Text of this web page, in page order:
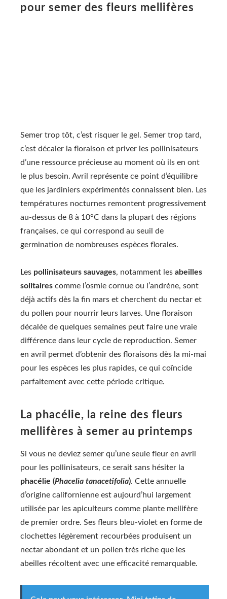
pour semer des fleurs mellifères
Semer trop tôt, c’est risquer le gel. Semer trop tard,
c’est décaler la floraison et priver les pollinisateurs
d’une ressource précieuse au moment où ils en ont
le plus besoin. Avril représente ce point d’équilibre
que les jardiniers expérimentés connaissent bien. Les
températures nocturnes remontent progressivement
au-dessus de 8 à 10°C dans la plupart des régions
françaises, ce qui correspond au seuil de
germination de nombreuses espèces florales.
Les pollinisateurs sauvages, notamment les abeilles
solitaires comme l’osmie cornue ou l’andrène, sont
déjà actifs dès la fin mars et cherchent du nectar et
du pollen pour nourrir leurs larves. Une floraison
décalée de quelques semaines peut faire une vraie
différence dans leur cycle de reproduction. Semer
en avril permet d’obtenir des floraisons dès la mi-mai
pour les espèces les plus rapides, ce qui coïncide
parfaitement avec cette période critique.
La phacélie, la reine des fleurs
mellifères à semer au printemps
Si vous ne deviez semer qu’une seule fleur en avril
pour les pollinisateurs, ce serait sans hésiter la
phacélie (Phacelia tanacetifolia). Cette annuelle
d’origine californienne est aujourd’hui largement
utilisée par les apiculteurs comme plante mellifère
de premier ordre. Ses fleurs bleu-violet en forme de
clochettes légèrement recourbées produisent un
nectar abondant et un pollen très riche que les
abeilles récoltent avec une efficacité remarquable.